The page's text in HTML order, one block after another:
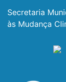
Secretaria
às Mudança